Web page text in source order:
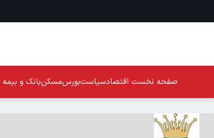
صفحه نخست اقتصادسیاستبورسمسکنبانک و بیمه